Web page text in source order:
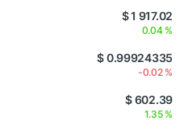
$ 1 917.02
0.04 %
$ 0.99924335
-0.02 %
$ 602.39
1.35 %